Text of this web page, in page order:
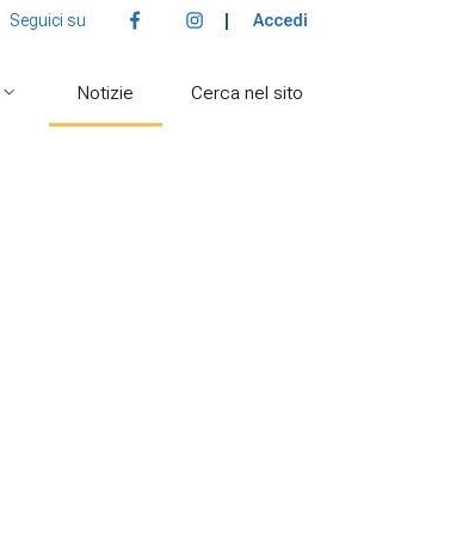
Seguici su FacebookInstagram
| Accedi
Notizie Cerca nel sito